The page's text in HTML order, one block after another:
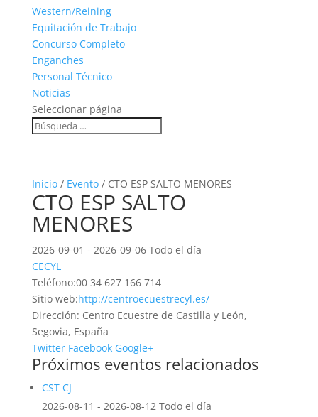
Western/Reining
Equitación de Trabajo
Concurso Completo
Enganches
Personal Técnico
Noticias
Seleccionar página
Inicio/ Evento/ CTO ESP SALTO MENORES
CTO ESP SALTO
MENORES
2026-09-01 - 2026-09-06 Todo el día
CECYL
Teléfono:00 34 627 166 714
Sitio web:http://centroecuestrecyl.es/
Dirección: Centro Ecuestre de Castilla y León,
Segovia, España
Twitter Facebook Google+
Próximos eventos relacionados
CST CJ
2026-08-11 - 2026-08-12 Todo el día